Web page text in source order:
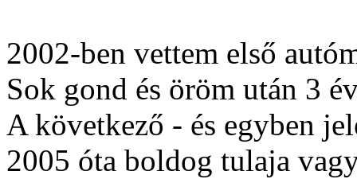
2002-ben vettem első
Sok gond és öröm után 3
A következő - és egyben
2005 óta boldog tulaja